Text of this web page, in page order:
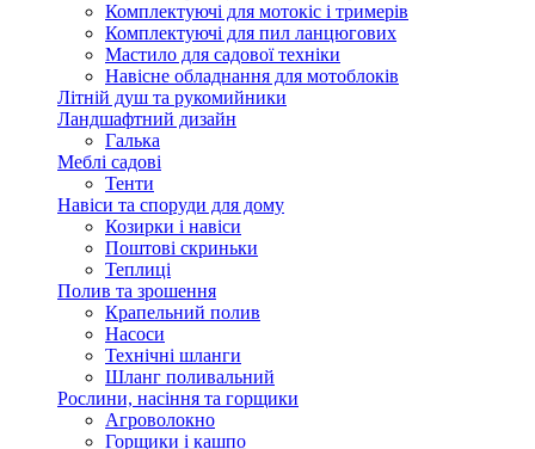
Комплектуючі для мотокіс і тримерів
Комплектуючі для пил ланцюгових
Мастило для садової техніки
Навісне обладнання для мотоблоків
Літній душ та рукомийники
Ландшафтний дизайн
Галька
Меблі садові
Тенти
Навіси та споруди для дому
Козирки і навіси
Поштові скриньки
Теплиці
Полив та зрошення
Крапельний полив
Насоси
Технічні шланги
Шланг поливальний
Рослини, насіння та горщики
Агроволокно
Горщики і кашпо